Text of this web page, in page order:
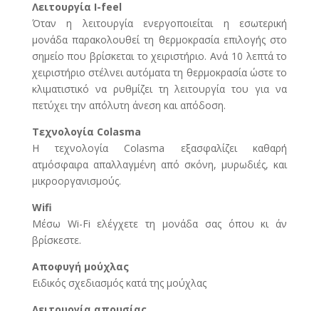
Λειτουργία I-feel
Όταν η λειτουργία ενεργοποιείται η εσωτερική
μονάδα παρακολουθεί τη θερμοκρασία επιλογής στο
σημείο που βρίσκεται το χειριστήριο. Ανά 10 λεπτά το
χειριστήριο στέλνει αυτόματα τη θερμοκρασία ώστε το
κλιματιστικό να ρυθμίζει τη λειτουργία του για να
πετύχει την απόλυτη άνεση και απόδοση.
Τεχνολογία Colasma
Η τεχνολογία Colasma εξασφαλίζει καθαρή
ατμόσφαιρα απαλλαγμένη από σκόνη, μυρωδιές, και
μικροοργανισμούς.
Wifi
Μέσω Wi-Fi ελέγχετε τη μονάδα σας όπου κι άν
βρίσκεστε.
Αποφυγή μούχλας
Ειδικός σχεδιασμός κατά της μούχλας